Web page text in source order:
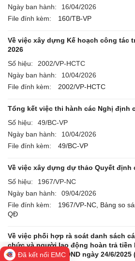
Ngày ban hành:
16/04/2026
File đính kèm:
160/TB-VP
Về việc xây dựng Kế hoạch công tác
2026
Số hiệu:
2002/VP-HCTC
Ngày ban hành:
10/04/2026
File đính kèm:
2002/VP-HCTC
Tổng kết việc thi hành các Nghị định
Số hiệu:
49/BC-VP
Ngày ban hành:
10/04/2026
File đính kèm:
49/BC-VP
Về việc xây dựng dự thảo Quyết định
Số hiệu:
1967/VP-NC
Ngày ban hành:
09/04/2026
File đính kèm:
1967/VP-NC, Bảng so
QĐ
Về việc phối hợp rà soát danh sách
chức và người lao động hoàn trả tiền
quyết số 23/NQ-HĐND ngày 24/6/2025
Đã kết nối EMC